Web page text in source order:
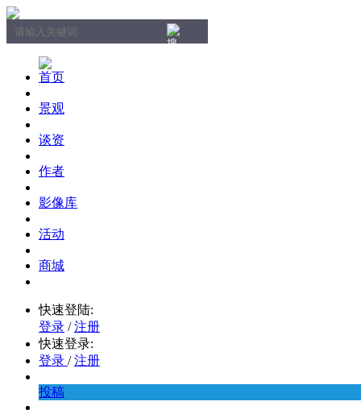
首页
景观
谈资
作者
影像库
活动
商城
快速登陆:
登录 / 注册
快速登录:
登录 / 注册
投稿